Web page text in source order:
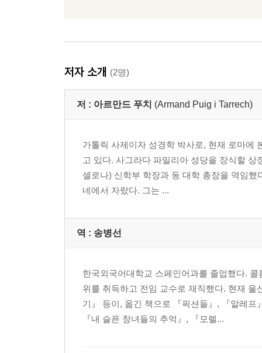
저자 소개 (2명)
저 : 아르만드 푸치 (Armand Puig i Tarrech)
가톨릭 사제이자 성경학 박사로, 현재 로마에
고 있다. 사그라다 파밀리아 성당을 장식할
셀로나) 신학부 학장과 동 대학 총장을 역임
네에서 자랐다. 그는 ...
역 : 송병선
한국외국어대학교 스페인어과를 졸업했다.
위를 취득하고 전임 교수로 재직했다. 현재
기』 등이, 옮긴 책으로 『픽션들』, 『알레
『내 슬픈 창녀들의 추억』, 『모렐...